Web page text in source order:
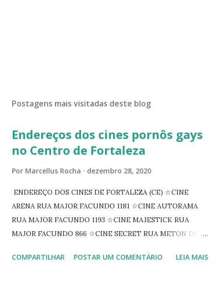
Postagens mais visitadas deste blog
Endereços dos cines pornôs gays
no Centro de Fortaleza
Por Marcellus Rocha dezembro 28, 2020
ENDEREÇO DOS CINES DE FORTALEZA (CE) ☆CINE
ARENA RUA MAJOR FACUNDO 1181 ☆CINE AUTORAMA
RUA MAJOR FACUNDO 1193 ☆CINE MAJESTICK RUA
MAJOR FACUNDO 866 ☆CINE SECRET RUA METON DE
PEIXOTO 1307 ☆CINE IRIS RUA FLORIANO PEIXOTO 1206
COMPARTILHAR POSTAR UM COMENTÁRIO LEIA MAIS